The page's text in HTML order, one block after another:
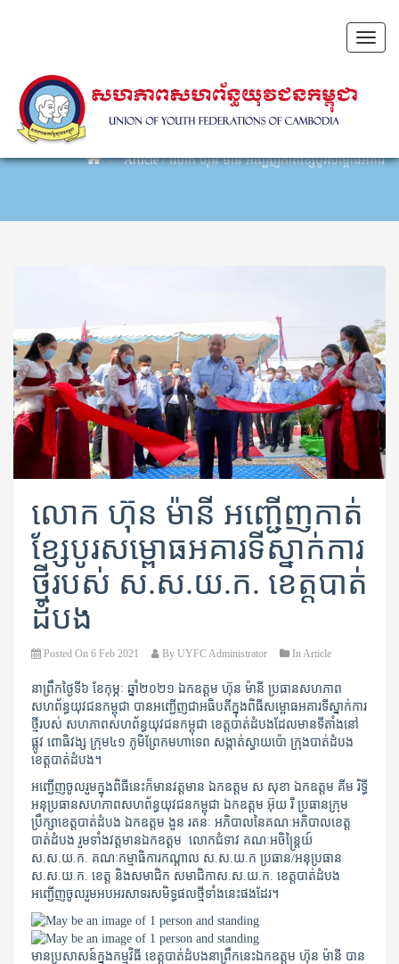
Toggle
Article /លោក ហ៊ុន ម៉ានី អញ្ជើញកាត់ខ្សែបូរសម្ពោធអគារទី
លោក ហ៊ុន ម៉ានី អញ្ជើញកាត់
ខ្សែបូរសម្ពោធអគារទីស្នាក់ការ
ថ្មីរបស់ ស.ស.យ.ក. ខេត្តបាត់
ដំបង
Posted On 6 Feb 2021 By UYFC Administrator In Article
នាព្រឹកថ្ងៃទី៦ ខែកុម្ភៈ ឆ្នាំ២០២១​ ឯកឧត្តម​ ហ៊ុន ម៉ានី​ ប្រធានសហភាព
សហព័ន្ធយុវជនកម្ពុជា បានអញ្ជើញជាអធិបតីក្នុងពិធី​​សម្ពោធអគារទីស្នាក់ការ
ថ្មីរបស់ សហភាពសហព័ន្ធយុវជនកម្ពុជា ខេត្តបាត់ដំបងដែលមានទីតាំងនៅ
ផ្លូវ ពោធិវង្ស ក្រុម៤១ ភូមិព្រែកមហាទេព សង្កាត់ស្វាយប៉ោ ក្រុងបាត់ដំបង
ខេត្តបាត់ដំបង។
អញ្ជើញចូលរួមក្នុងពិធីនេះក៏មានវត្តមាន ឯកឧត្តម​ ស​​ សុខា​ ​ឯកឧត្តម គីម រិទ្ធី​​
អនុប្រធានសហភាពសហព័ន្ធយុវជនកម្ពុជា​ ឯកឧត្តម​ អ៊ុយ​ រី​ ប្រធានក្រុម
ប្រឹក្សាខេត្តបាត់ដំបង​ ឯកឧត្តម​ ងួន រតនៈ អភិបាលនៃគណៈអភិបាលខេត្ត
បាត់ដំបង​ រួមទាំងវត្តមានឯកឧត្តម លោកជំទាវ គណៈអចិន្ត្រៃយ៍​
ស.ស.យ.ក. គណៈកម្មាធិការកណ្តាល​ ស.ស.យ.ក ប្រធាន/អនុប្រធាន
ស.ស.យ.ក. ខេត្ត​ និងសមាជិក​​​​ សមាជិកាស.ស.យ.ក. ខេត្តបាត់ដំបង
អញ្ជើញចូលរួមអបអរសាទរសមិទ្ធផលថ្មីទាំងនេះផងដែរ។
មានប្រសាសន៍ក្នុងកម្មវិធី ខេត្តបាត់ដំបងនាព្រឹកនេះ​ឯកឧត្តម​ ហ៊ុន ម៉ានី​​ ​បាន